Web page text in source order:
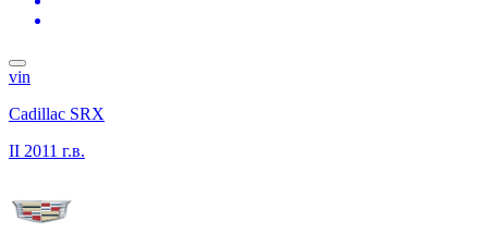
vin
Cadillac SRX
II 2011 г.в.